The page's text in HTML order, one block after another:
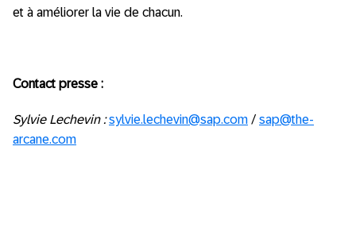
et à améliorer la vie de chacun.
Contact presse :
Sylvie Lechevin :sylvie.lechevin@sap.com / sap@the-
arcane.com